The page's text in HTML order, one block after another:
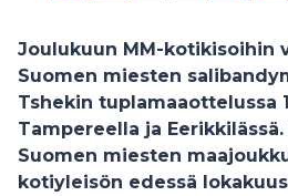
Joulukuun MM-kotikisoihin
Suomen miesten
Tshekin tuplamaaottelussa
Tampereella ja
Suomen miesten
kotiyleisön edessä